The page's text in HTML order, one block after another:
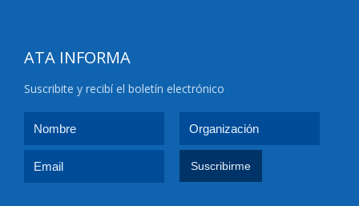
ATA INFORMA
Suscribite y recibí el boletín electrónico